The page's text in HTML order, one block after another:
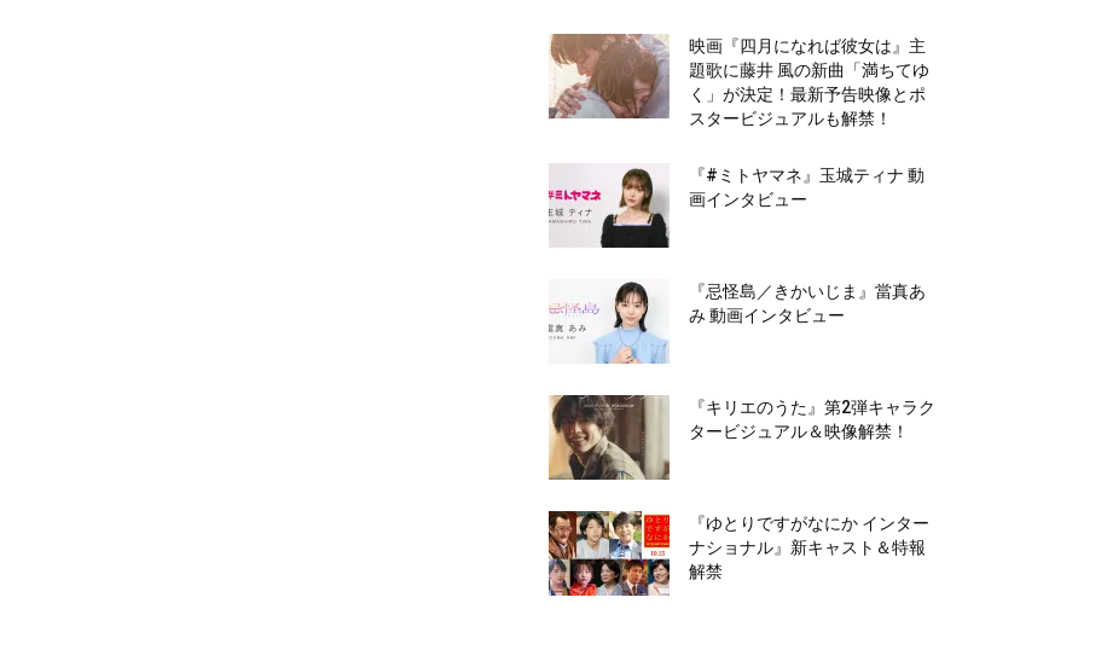
映画『四月になれば彼女は』主
題歌に藤井 風の新曲「満ちてゆ
く」が決定！最新予告映像とポ
スタービジュアルも解禁！
『#ミトヤマネ』玉城ティナ 動
画インタビュー
『忌怪島／きかいじま』當真あ
み 動画インタビュー
『キリエのうた』第2弾キャラク
タービジュアル＆映像解禁！
『ゆとりですがなにか インター
ナショナル』新キャスト＆特報
解禁